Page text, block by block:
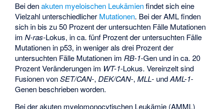
Bei denakuten myeloischen Leukämienfindet sich eine
Vielzahl unterschiedlicher Mutationen. Bei der AML finden
sich in bis zu 50 Prozent der untersuchten Fälle Mutationen
imN-ras-Lokus, in ca. fünf Prozent der untersuchten Fälle
Mutationen in p53, in weniger als drei Prozent der
untersuchten Fälle Mutationen imRB-1-Gen und in ca. 20
Prozent Veränderungen im WT-1-Lokus. Vereinzelt sind
Fusionen vonSET/CAN-,DEK/CAN-,MLL- undAML-1-
Genen beschrieben worden.
Bei der akuten myelomonocytischen Leukämie (AMML)